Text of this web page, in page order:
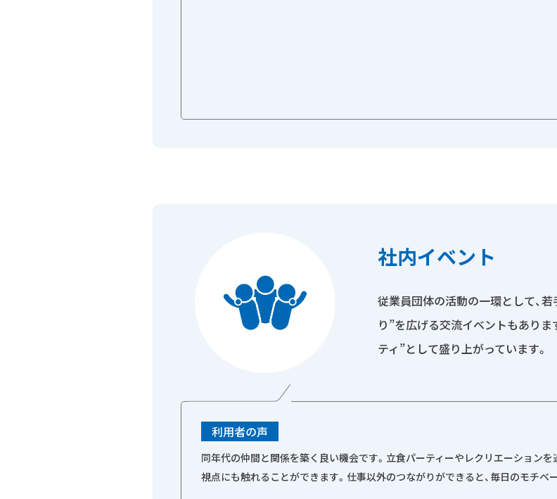
社内イベント
従業員団体の活動の一環として、
り”を広げる交流イベントもあり
ティ”として盛り上がっています。
利用者の声
同年代の仲間と関係を築く良い機会です。立食パーティーやレクリエーション
視点にも触れることができます。仕事以外のつながりができると、毎日のモチベ